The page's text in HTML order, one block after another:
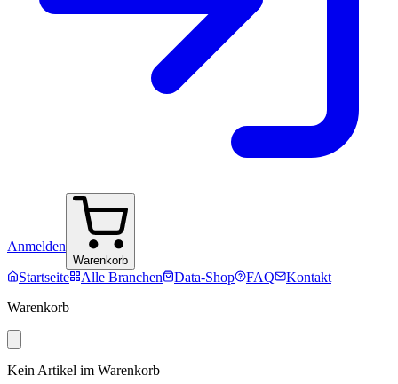
Anmelden
Warenkorb
Startseite Alle Branchen Data-Shop FAQ
Kontakt
Warenkorb
Kein Artikel im Warenkorb